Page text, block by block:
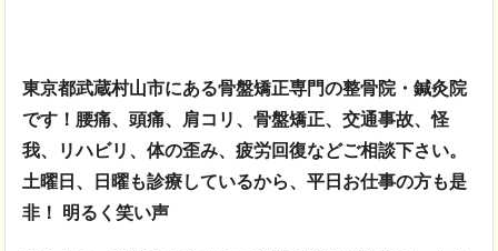
東京都武蔵村山市にある骨盤矯正専門の整骨院・鍼灸院
です！腰痛、頭痛、 肩コリ、骨盤矯正、交通事故、怪
我、リハビリ、体の歪み、疲労回復などご相談下さい。
土曜日、日曜も診療しているから、平日お仕事の方も是
非！ 明るく笑い声